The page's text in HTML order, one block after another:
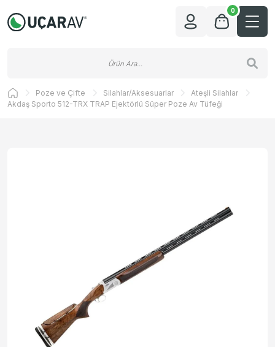
0
Poze ve Çifte Silahlar/Aksesuarlar
Ateşli Silahlar
Akdaş Sporto 512-TRX TRAP Ejektörlü Süper Poze Av Tüfeği